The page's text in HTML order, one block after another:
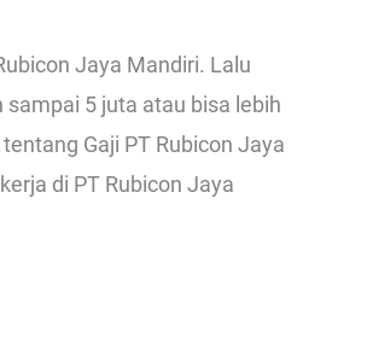
Jaya Mandiri. Lalu
5 juta atau bisa lebih
Gaji PT Rubicon Jaya
di PT Rubicon Jaya